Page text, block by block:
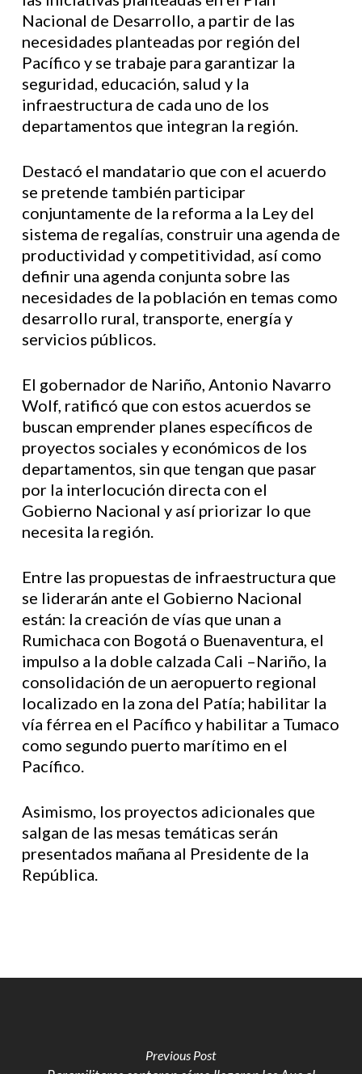
Nacional de Desarrollo, a partir de las
necesidades planteadas por región del
Pacífico y se trabaje para garantizar la
seguridad, educación, salud y la
infraestructura de cada uno de los
departamentos que integran la región.
Destacó el mandatario que con el acuerdo
se pretende también participar
conjuntamente de la reforma a la Ley del
sistema de regalías, construir una agenda de
productividad y competitividad, así como
definir una agenda conjunta sobre las
necesidades de la población en temas como
desarrollo rural, transporte, energía y
servicios públicos.
El gobernador de Nariño, Antonio Navarro
Wolf, ratificó que con estos acuerdos se
buscan emprender planes específicos de
proyectos sociales y económicos de los
departamentos, sin que tengan que pasar
por la interlocución directa con el
Gobierno Nacional y así priorizar lo que
necesita la región.
Entre las propuestas de infraestructura que
se liderarán ante el Gobierno Nacional
están: la creación de vías que unan a
Rumichaca con Bogotá o Buenaventura, el
impulso a la doble calzada Cali –Nariño, la
consolidación de un aeropuerto regional
localizado en la zona del Patía; habilitar la
vía férrea en el Pacífico y habilitar a Tumaco
como segundo puerto marítimo en el
Pacífico.
Asimismo, los proyectos adicionales que
salgan de las mesas temáticas serán
presentados mañana al Presidente de la
República.
Previous Post